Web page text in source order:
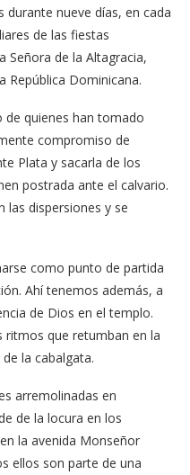
nueve días, en cada
de las fiestas
Señora de la Altagracia,
República Dominicana.
de quienes han tomado
compromiso de
Plata y sacarla de los
postrada ante el calvario.
las dispersiones y se
como punto de partida
Ahí tenemos además, a
de Dios en el templo.
que retumban en la
la cabalgata.
arremolinadas en
de la locura en los
la avenida Monseñor
ellos son parte de una